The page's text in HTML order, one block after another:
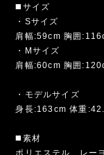
◼️サイズ
・Sサイズ
肩幅:59cm 胸囲
・Mサイズ
肩幅:60cm 胸囲
・モデルサイズ
身長:163cm 体重
◼️素材
ポリエステル、レー